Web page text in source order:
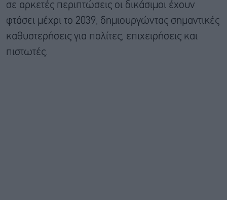
σε αρκετές περιπτώσεις οι δικάσιμοι έχουν
φτάσει μέχρι το 2039, δημιουργώντας σημαντικές
καθυστερήσεις για πολίτες, επιχειρήσεις και
πιστωτές.